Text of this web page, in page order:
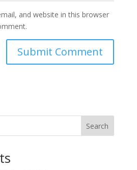
and website in this browser
Search